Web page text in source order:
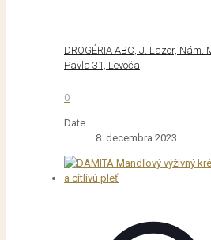
DROGÉRIA ABC, J. Lazor, Nám.
Pavla 31, Levoča
0
Date
8. decembra 2023